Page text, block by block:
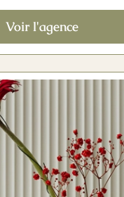
Voir l'agence